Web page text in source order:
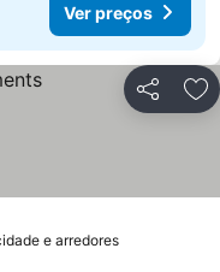
Ver preços
Partilhar
e arredores